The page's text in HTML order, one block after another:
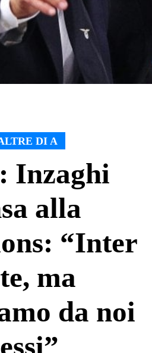
DI A
Inzaghi
alla
“Inter
ma
da noi